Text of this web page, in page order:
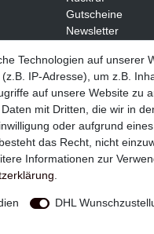
Gutscheine
Newsletter
Widerrufs­recht
Technologien auf unserer
IP-Adresse), um z.B.
auf unsere Website zu
mit Dritten, die wir in
oder aufgrund
das Recht, nicht
Informationen zur
DHL